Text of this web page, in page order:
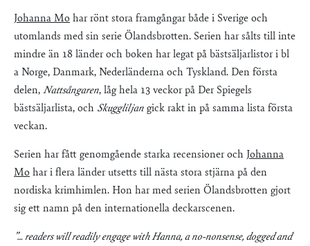
Johanna Mo har rönt stora framgångar både i Sverige och
utomlands med sin serie Ölandsbrotten. Serien har sålts till inte
mindre än 18 länder och boken har legat på bästsäljarlistor i bl
a Norge, Danmark, Nederländerna och Tyskland. Den första
delen, Nattsångaren, låg hela 13 veckor på Der Spiegels
bästsäljarlista, och Skuggliljan gick rakt in på samma lista första
veckan.
Serien har fått genomgående starka recensioner och Johanna
Mo har i flera länder utsetts till nästa stora stjärna på den
nordiska krimhimlen. Hon har med serien Ölandsbrotten gjort
sig ett namn på den internationella deckarscenen.
”… readers will readily engage with Hanna, a no-nonsense, dogged and